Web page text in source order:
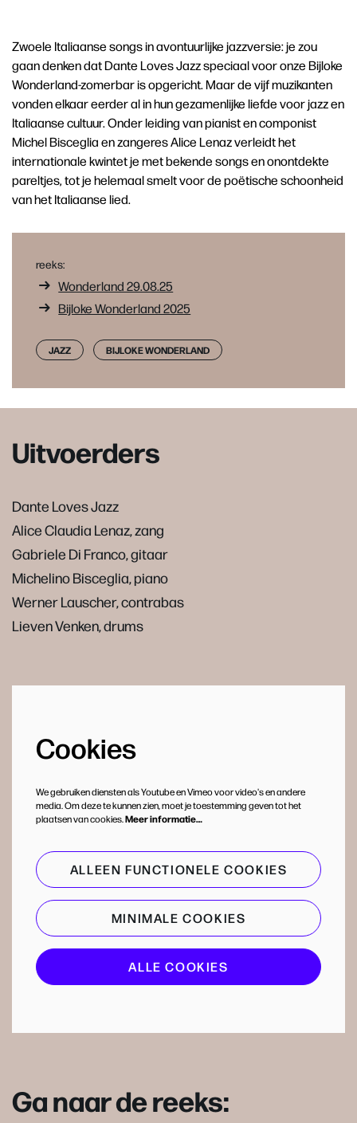
Zwoele Italiaanse songs in avontuurlijke jazzversie: je zou
gaan denken dat Dante Loves Jazz speciaal voor onze Bijloke
Wonderland-zomerbar is opgericht. Maar de vijf muzikanten
vonden elkaar eerder al in hun gezamenlijke liefde voor jazz en
Italiaanse cultuur. Onder leiding van pianist en componist
Michel Bisceglia en zangeres Alice Lenaz verleidt het
internationale kwintet je met bekende songs en onontdekte
pareltjes, tot je helemaal smelt voor de poëtische schoonheid
van het Italiaanse lied.
reeks:
Wonderland 29.08.25
Bijloke Wonderland 2025
JAZZ BIJLOKE WONDERLAND
Uitvoerders
Dante Loves Jazz
Alice Claudia Lenaz, zang
Gabriele Di Franco, gitaar
Michelino Bisceglia, piano
Werner Lauscher, contrabas
Lieven Venken, drums
Cookies
We gebruiken diensten als Youtube en Vimeo voor video's en andere
media. Om deze te kunnen zien, moet je toestemming geven tot het
plaatsen van cookies.Meer informatie…
ALLEEN FUNCTIONELE COOKIES
MINIMALE COOKIES
ALLE COOKIES
Ga naar de reeks: